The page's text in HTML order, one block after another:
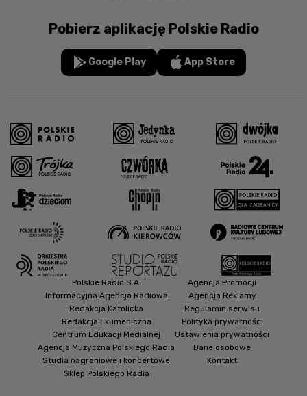
Pobierz aplikację Polskie Radio
Google Play App Store
Polskie Radio S.A.
Informacyjna Agencja Radiowa
Redakcja Katolicka
Redakcja Ekumeniczna
Centrum Edukacji Medialnej
Agencja Muzyczna Polskiego Radia
Studia nagraniowe i koncertowe
Sklep Polskiego Radia
Agencja Promocji
Agencja Reklamy
Regulamin serwisu
Polityka prywatności
Ustawienia prywatności
Dane osobowe
Kontakt